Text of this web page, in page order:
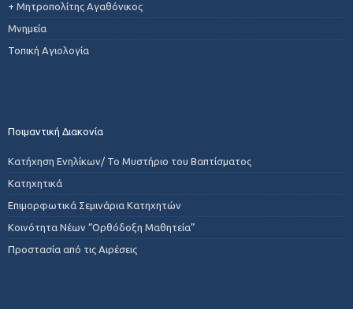
+ Μητροπολίτης Αγαθόνικος
Μνημεία
Τοπική Αγιολογία
Ποιμαντική Διακονία
Κατήχηση Ενηλίκων/ Το Μυστήριο του Βαπτίσματος
Κατηχητικά
Επιμορφωτικά Σεμινάρια Κατηχητών
Κοινότητα Νέων “Ορθόδοξη Μαθητεία”
Προστασία από τις Αιρέσεις